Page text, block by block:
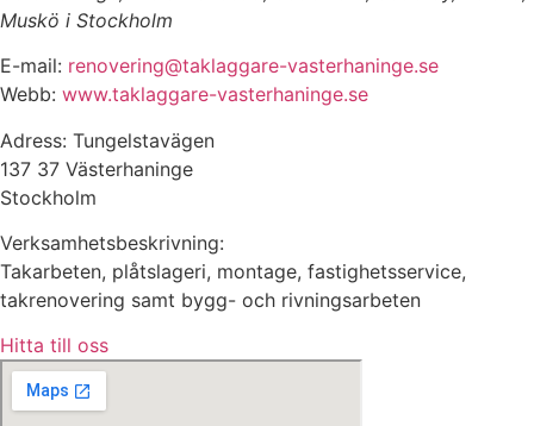
Muskö i Stockholm
E-mail: renovering@taklaggare-vasterhaninge.se
Webb: www.taklaggare-vasterhaninge.se
Adress: Tungelstavägen
137 37 Västerhaninge
Stockholm
Verksamhetsbeskrivning:
Takarbeten, plåtslageri, montage, fastighetsservice,
takrenovering samt bygg- och rivningsarbeten
Hitta till oss